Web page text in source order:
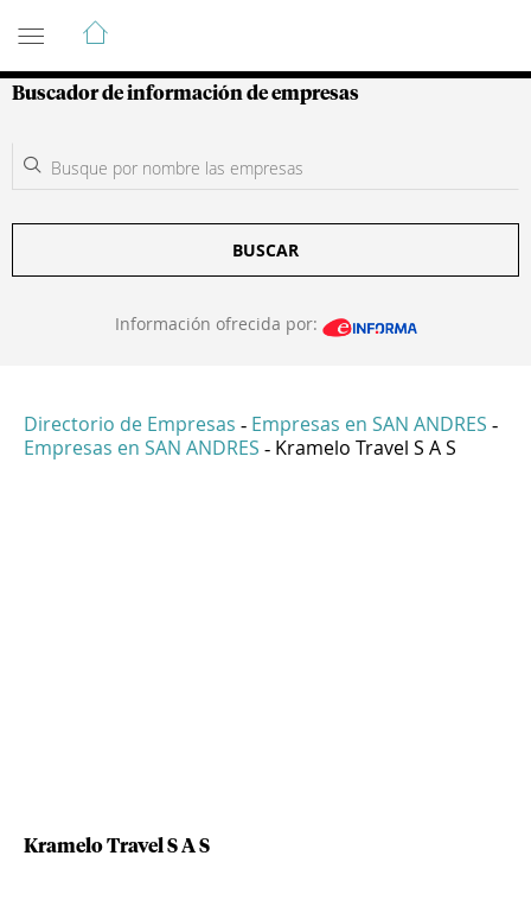
Guía de Empresas Colombianas
Buscador de información de empresas
BUSCAR
Información ofrecida por:
Directorio de Empresas - Empresas en SAN ANDRES -
Empresas en SAN ANDRES - Kramelo Travel S A S
Kramelo Travel S A S